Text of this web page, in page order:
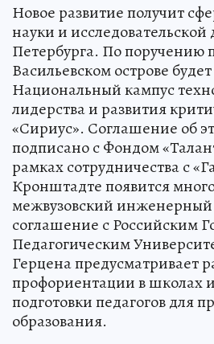
Новое развитие получит
науки и исследовательской
Петербурга. По поручению
Васильевском острове
Национальный кампус
лидерства и развития
«Сириус». Соглашение об
подписано с Фондом
рамках сотрудничества с
Кронштадте появится
межвузовский
соглашение с Российским
Педагогическим
Герцена предусматривает
профориентации в школах
подготовки педагогов для
образования.